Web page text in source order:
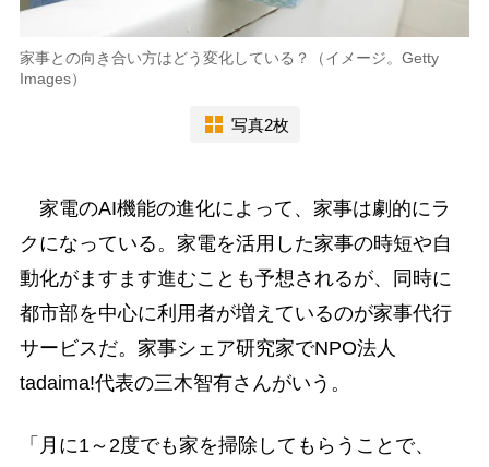
家事との向き合い方はどう変化している？（イメージ。Getty
Images）
写真2枚
家電のAI機能の進化によって、家事は劇的にラ
クになっている。家電を活用した家事の時短や自
動化がますます進むことも予想されるが、同時に
都市部を中心に利用者が増えているのが家事代行
サービスだ。家事シェア研究家でNPO法人
tadaima!代表の三木智有さんがいう。
「月に1～2度でも家を掃除してもらうことで、